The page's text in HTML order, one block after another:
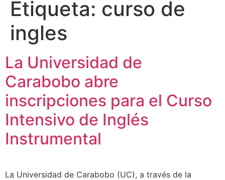
Etiqueta: curso de
ingles
La Universidad de
Carabobo abre
inscripciones para el Curso
Intensivo de Inglés
Instrumental
La Universidad de Carabobo (UC), a través de la